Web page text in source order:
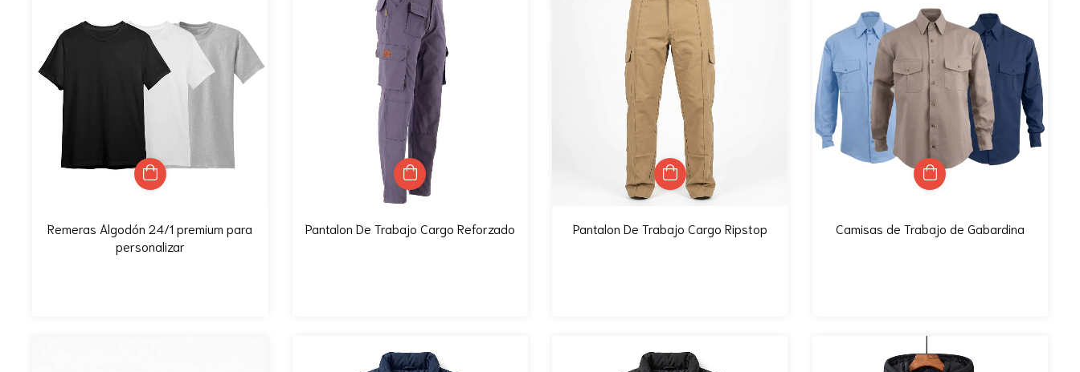
Remeras Algodón 24/1 premium para
personalizar
Pantalon De Trabajo Cargo Reforzado Pantalon De Trabajo Cargo Ripstop Camisas de Trabajo de Gabardina